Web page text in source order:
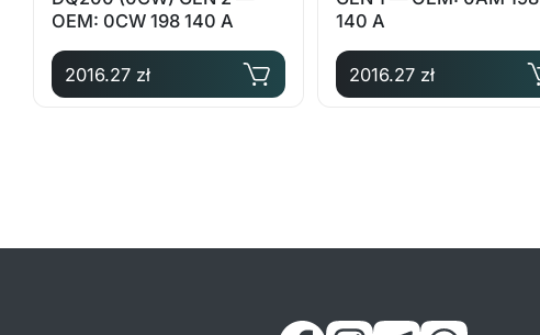
OEM: 0CW 198 140 A
2016.27 zł
140 A
2016.27 zł